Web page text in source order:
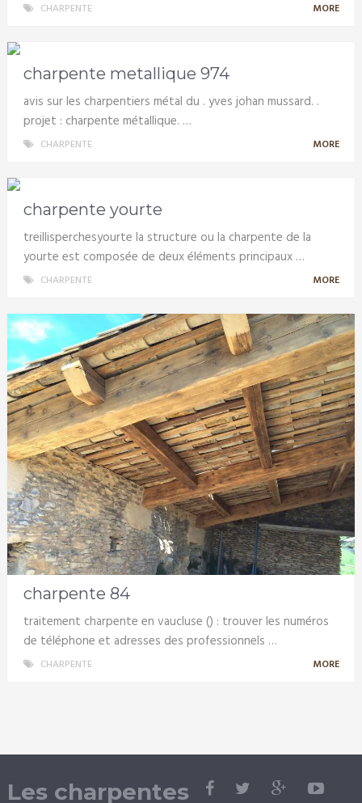
CHARPENTE MORE
charpente metallique 974
avis sur les charpentiers métal du . yves johan mussard. .
projet : charpente métallique. …
CHARPENTE MORE
charpente yourte
treillisperchesyourte la structure ou la charpente de la
yourte est composée de deux éléments principaux …
CHARPENTE MORE
charpente 84
traitement charpente en vaucluse () : trouver les numéros
de téléphone et adresses des professionnels …
CHARPENTE MORE
Les charpentes